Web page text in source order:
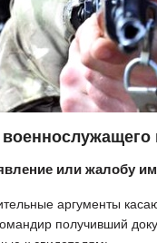
или жалобу
аргументы
получивший